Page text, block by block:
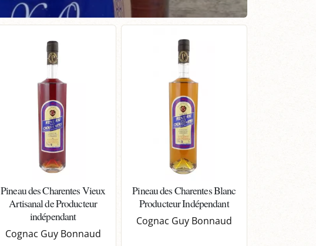
Pineau des Charentes Vieux
Artisanal de Producteur
indépendant
Cognac Guy Bonnaud
Pineau des Charentes Blanc
Producteur Indépendant
Cognac Guy Bonnaud